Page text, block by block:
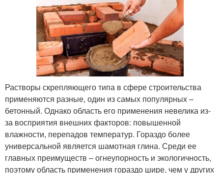
Растворы скрепляющего типа в сфере строительства
применяются разные, один из самых популярных –
бетонный. Однако область его применения невелика из-
за восприятия внешних факторов: повышенной
влажности, перепадов температур. Гораздо более
универсальной является шамотная глина. Среди ее
главных преимуществ – огнеупорность и экологичность,
поэтому область применения гораздо шире, чем у других